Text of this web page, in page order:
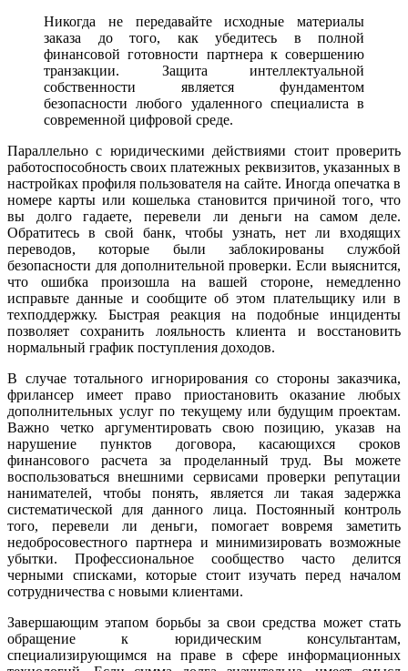
Никогда не передавайте исходные материалы
заказа до того, как убедитесь в полной
финансовой готовности партнера к совершению
транзакции. Защита интеллектуальной
собственности является фундаментом
безопасности любого удаленного специалиста в
современной цифровой среде.
Параллельно с юридическими действиями стоит проверить
работоспособность своих платежных реквизитов, указанных в
настройках профиля пользователя на сайте. Иногда опечатка в
номере карты или кошелька становится причиной того, что
вы долго гадаете, перевели ли деньги на самом деле.
Обратитесь в свой банк, чтобы узнать, нет ли входящих
переводов, которые были заблокированы службой
безопасности для дополнительной проверки. Если выяснится,
что ошибка произошла на вашей стороне, немедленно
исправьте данные и сообщите об этом плательщику или в
техподдержку. Быстрая реакция на подобные инциденты
позволяет сохранить лояльность клиента и восстановить
нормальный график поступления доходов.
В случае тотального игнорирования со стороны заказчика,
фрилансер имеет право приостановить оказание любых
дополнительных услуг по текущему или будущим проектам.
Важно четко аргументировать свою позицию, указав на
нарушение пунктов договора, касающихся сроков
финансового расчета за проделанный труд. Вы можете
воспользоваться внешними сервисами проверки репутации
нанимателей, чтобы понять, является ли такая задержка
систематической для данного лица. Постоянный контроль
того, перевели ли деньги, помогает вовремя заметить
недобросовестного партнера и минимизировать возможные
убытки. Профессиональное сообщество часто делится
черными списками, которые стоит изучать перед началом
сотрудничества с новыми клиентами.
Завершающим этапом борьбы за свои средства может стать
обращение к юридическим консультантам,
специализирующимся на праве в сфере информационных